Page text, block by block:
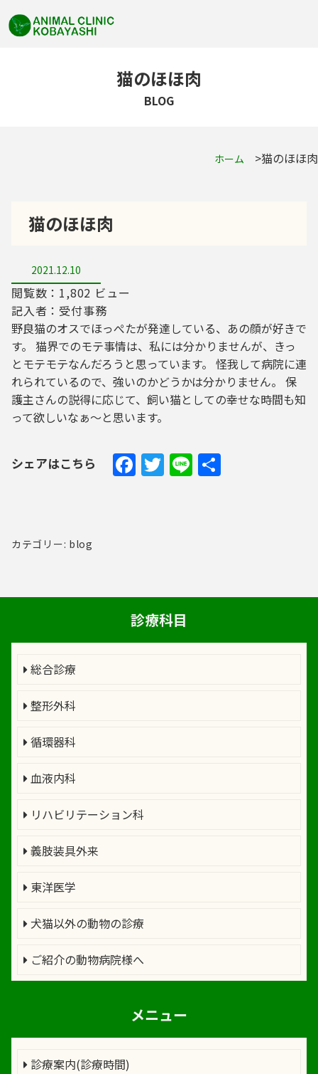
猫のほほ肉
BLOG
ホーム 猫のほほ肉
猫のほほ肉
2021.12.10
閲覧数：1,802 ビュー
記入者：受付事務
野良猫のオスでほっぺたが発達している、あの顔が好きで
す。 猫界でのモテ事情は、私には分かりませんが、きっ
とモテモテなんだろうと思っています。 怪我して病院に連
れられているので、強いのかどうかは分かりません。 保
護主さんの説得に応じて、飼い猫としての幸せな時間も知
って欲しいなぁ～と思います。
シェアはこちら Facebook
Twitter
Line
カテゴリー: blog
診療科目
総合診療
整形外科
循環器科
血液内科
リハビリテーション科
義肢装具外来
東洋医学
犬猫以外の動物の診療
ご紹介の動物病院様へ
メニュー
診療案内(診療時間)